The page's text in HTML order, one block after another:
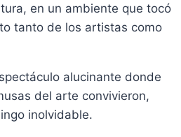
en un ambiente que tocó
tanto de los artistas como
alucinante donde
del arte convivieron,
inolvidable.